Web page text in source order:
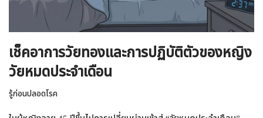
เช็คอาการวัยทองและการปฏิบัติตัวของหญิง
วัยหมดประจำเดือน
รู้ก่อนปลอดโรค